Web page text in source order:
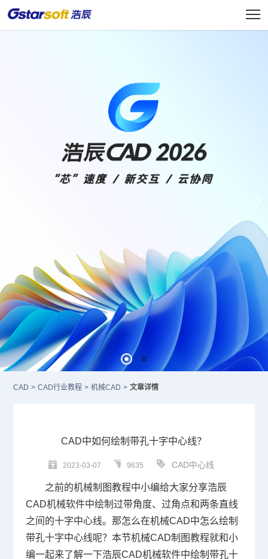
CAD > CAD行业教程 > 机械CAD > 文章详情
CAD中如何绘制带孔十字中心线？
2023-03-07 9635 CAD中心线
之前的机械制图教程中小编给大家分享浩辰
CAD机械软件中绘制过带角度、过角点和两条直线
之间的十字中心线。那怎么在机械CAD中怎么绘制
带孔十字中心线呢？本节机械CAD制图教程就和小
编一起来了解一下浩辰CAD机械软件中绘制带孔十